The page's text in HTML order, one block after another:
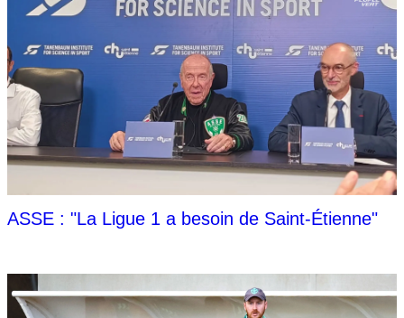
ASSE : "La Ligue 1 a besoin de Saint-Étienne"